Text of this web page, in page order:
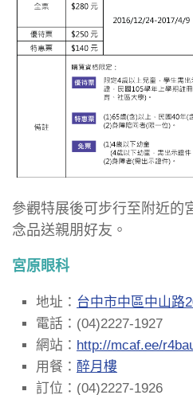
參觀特展後可步行至附近的
念品送親朋好友。
宮原眼科
地址： 台中市中區中山路
電話：(04)2227-1927
網站： http://mcaf.ee/
用餐： 醉月樓
訂位：(04)2227-1926